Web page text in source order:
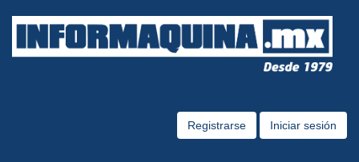
Registrarse Iniciar sesión